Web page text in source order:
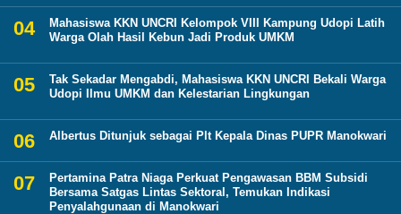
Mahasiswa KKN UNCRI Kelompok VIII Kampung Udopi Latih
Warga Olah Hasil Kebun Jadi Produk UMKM
Tak Sekadar Mengabdi, Mahasiswa KKN UNCRI Bekali Warga
Udopi Ilmu UMKM dan Kelestarian Lingkungan
Albertus Ditunjuk sebagai Plt Kepala Dinas PUPR Manokwari
Pertamina Patra Niaga Perkuat Pengawasan BBM Subsidi
Bersama Satgas Lintas Sektoral, Temukan Indikasi
Penyalahgunaan di Manokwari